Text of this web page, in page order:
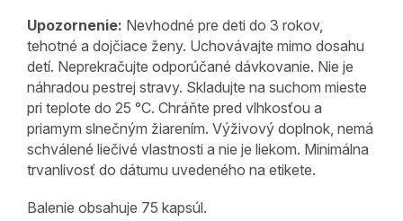
Upozornenie: Nevhodné pre deti do 3 rokov,
tehotné a dojčiace ženy. Uchovávajte mimo dosahu
detí. Neprekračujte odporúčané dávkovanie. Nie je
náhradou pestrej stravy. Skladujte na suchom mieste
pri teplote do 25 °C. Chráňte pred vlhkosťou a
priamym slnečným žiarením. Výživový doplnok, nemá
schválené liečivé vlastnosti a nie je liekom. Minimálna
trvanlivosť do dátumu uvedeného na etikete.
Balenie obsahuje 75 kapsúl.